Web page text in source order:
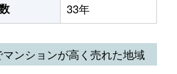
33年
ンションが高く売れた地域